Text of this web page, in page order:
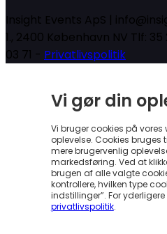
Insight Events ApS |
1., 2400 København NV Tlf:
03 71 - Privatlivspolitik
Vi gør din
Vi bruger cookies på
oplevelse. Cookies
mere brugervenlig
markedsføring. Ved at
brugen af alle valgte
kontrollere, hvilken type
indstillinger”. For
privatlivspolitik.